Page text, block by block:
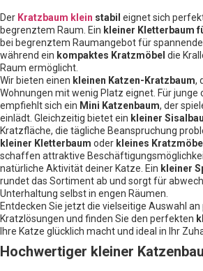
Der Kratzbaum klein stabil eignet sich
begrenztem Raum. Ein kleiner Kletterbaum
bei begrenztem Raumangebot für
während ein kompaktes Kratzmöbel die
Raum ermöglicht.
Wir bieten einen kleinen Katzen-Kratzbaum,
Wohnungen mit wenig Platz eignet. Für junge
empfiehlt sich ein Mini Katzenbaum, der
einlädt. Gleichzeitig bietet ein kleiner
Kratzfläche, die tägliche Beanspruchung
kleiner Kletterbaum oder kleines Kratzmöbel
schaffen attraktive
natürliche Aktivität deiner Katze. Ein kleiner
rundet das Sortiment ab und sorgt für
Unterhaltung selbst in engen Räumen.
Entdecken Sie jetzt die vielseitige Auswahl
Kratzlösungen und finden Sie den perfekten
Ihre Katze glücklich macht und ideal in Ihr
Hochwertiger kleiner